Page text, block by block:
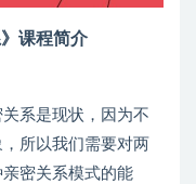
课程简介
系是现状，因为不
所以我们需要对两
密关系模式的能